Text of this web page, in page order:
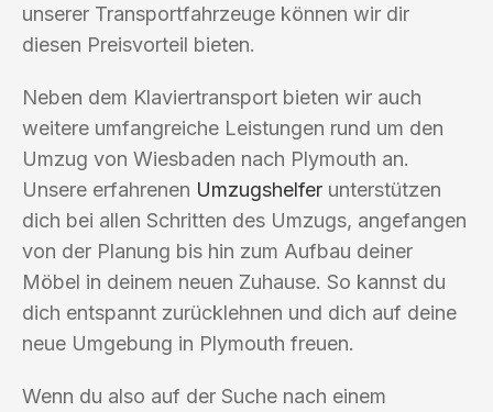
unserer Transportfahrzeuge können wir dir
diesen Preisvorteil bieten.
Neben dem Klaviertransport bieten wir auch
weitere umfangreiche Leistungen rund um den
Umzug von Wiesbaden nach Plymouth an.
Unsere erfahrenen Umzugshelfer unterstützen
dich bei allen Schritten des Umzugs, angefangen
von der Planung bis hin zum Aufbau deiner
Möbel in deinem neuen Zuhause. So kannst du
dich entspannt zurücklehnen und dich auf deine
neue Umgebung in Plymouth freuen.
Wenn du also auf der Suche nach einem